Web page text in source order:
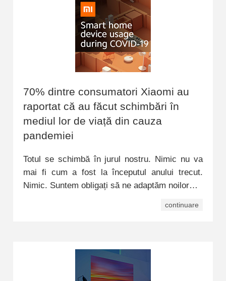
70% dintre consumatori Xiaomi au
raportat că au făcut schimbări în
mediul lor de viață din cauza
pandemiei
Totul se schimbă în jurul nostru. Nimic nu va
mai fi cum a fost la începutul anului trecut.
Nimic. Suntem obligați să ne adaptăm noilor…
continuare